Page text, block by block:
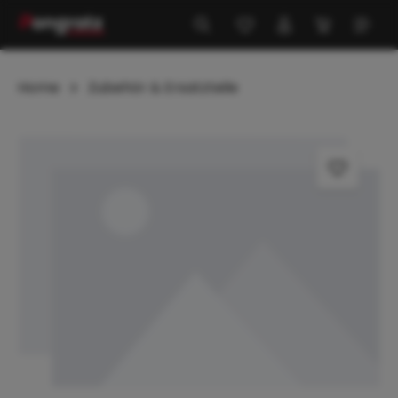
springen
Home Zubehör & Ersatzteile